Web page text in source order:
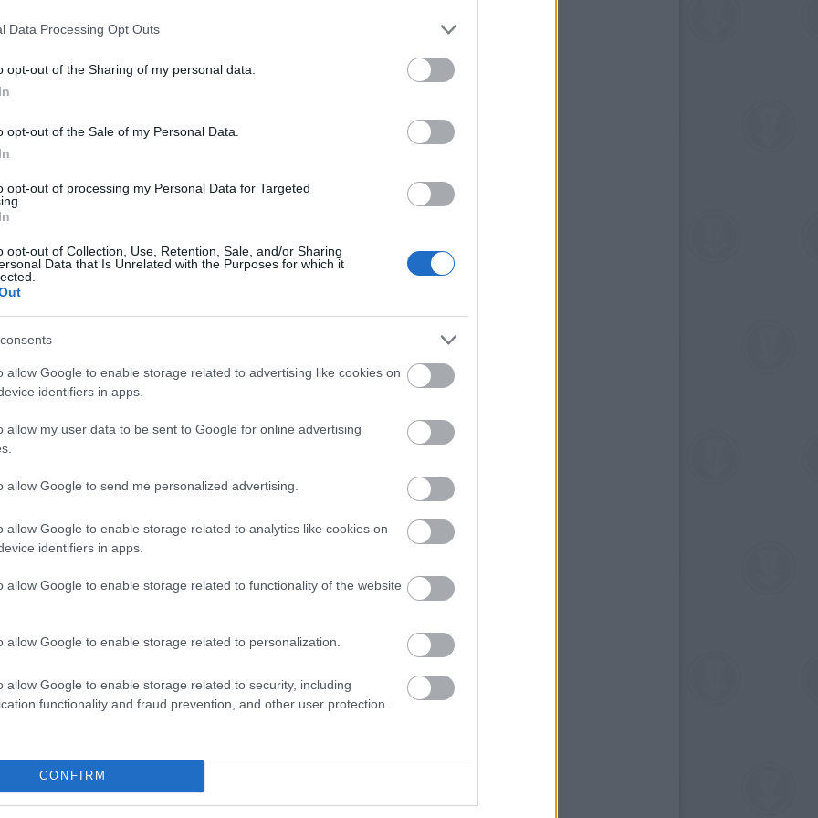
Data Processing Opt Outs
opt-out of the Sharing of my personal data.
opt-out of the Sale of my Personal Data.
opt-out of processing my Personal Data for Targeted
opt-out of Collection, Use, Retention, Sale, and/or Sharing
Data that Is Unrelated with the Purposes for which it
allow Google to enable storage related to advertising like cookies on
identifiers in apps.
allow my user data to be sent to Google for online advertising
allow Google to send me personalized advertising.
allow Google to enable storage related to analytics like cookies on
identifiers in apps.
allow Google to enable storage related to functionality of the website
allow Google to enable storage related to personalization.
allow Google to enable storage related to security, including
functionality and fraud prevention, and other user protection.
CONFIRM
igazán érdekelni a fotózás. Mint mondta, egy
sok felvételt hívtak elő, miközben Bob Marley-t
a fotózást igyekszik ugyanolyan "profi" szinten
vagy a színészetet.
lakások és hotelek dizájntervezésével
filmben kapott már szerepet.
galériában, majd a németországi Wetzlarban
be, innen érkeznek az osztrák fővárosba. A
a tárlat alkalmából a galéria
is kiad.
Mathieu Bitton francia fotóművész,
áll. Bitton évek óta fotózza az amerikai
már, valamint segített neki az idén márciusban
című fotóalbumának elkészítésében is.